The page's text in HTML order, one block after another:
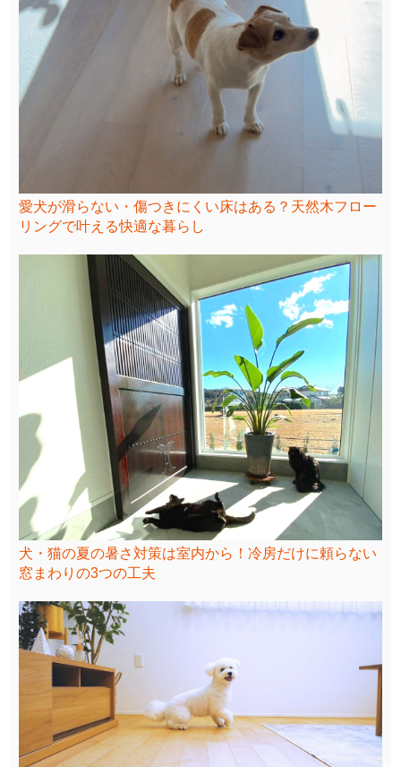
愛犬が滑らない・傷つきにくい床はある？天然木フロー
リングで叶える快適な暮らし
犬・猫の夏の暑さ対策は室内から！冷房だけに頼らない
窓まわりの3つの工夫